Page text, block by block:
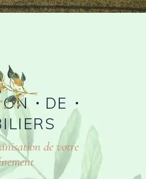
DE
de votre